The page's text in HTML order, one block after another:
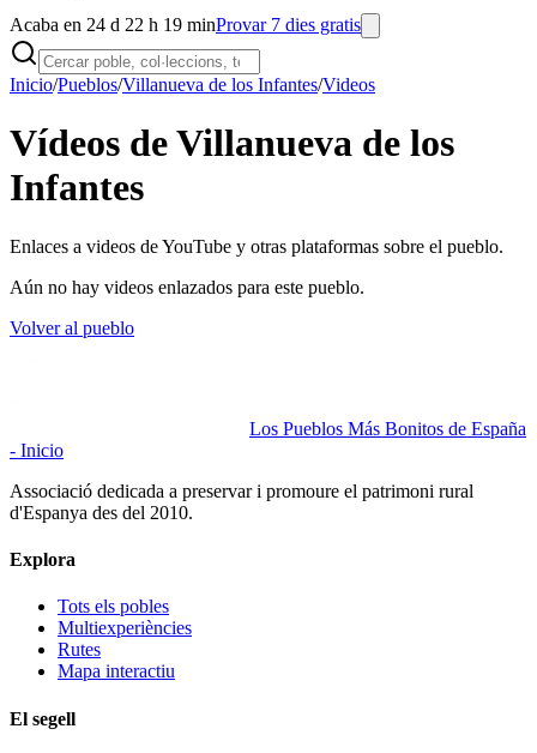
Acaba en 24 d 22 h 19 minProvar 7 dies gratis
Inicio/Pueblos/Villanueva de los Infantes/Videos
Vídeos de Villanueva de los
Infantes
Enlaces a videos de YouTube y otras plataformas sobre el pueblo.
Aún no hay videos enlazados para este pueblo.
Volver al pueblo
Los Pueblos Más Bonitos de España
- Inicio
Associació dedicada a preservar i promoure el patrimoni rural
d'Espanya des del 2010.
Explora
Tots els pobles
Multiexperiències
Rutes
Mapa interactiu
El segell